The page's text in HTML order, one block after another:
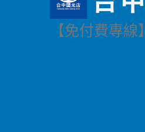
【免付費專線】